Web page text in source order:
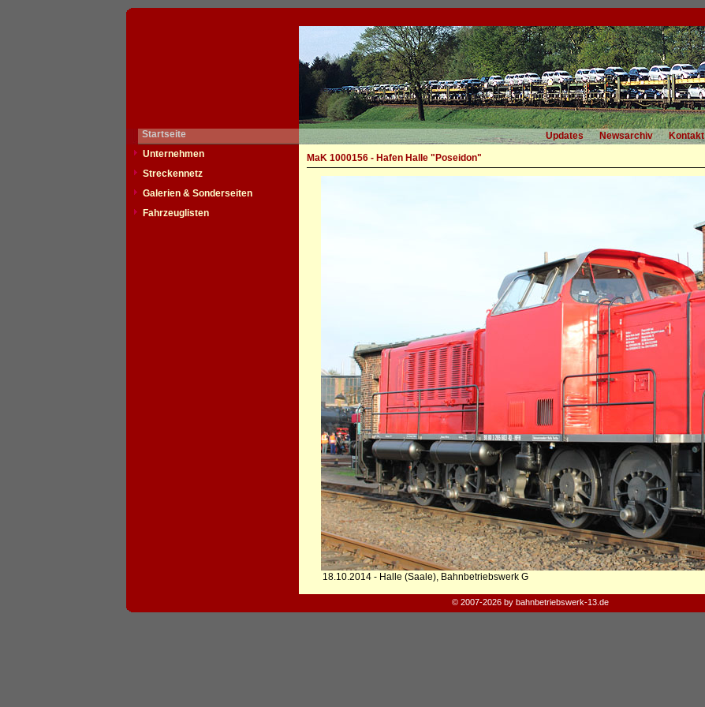
Startseite Updates Newsarchiv Kontakt
Unternehmen
Streckennetz
Galerien & Sonderseiten
Fahrzeuglisten
MaK 1000156 - Hafen Halle "Poseidon"
18.10.2014 - Halle (Saale), Bahnbetriebswerk G
© 2007-2026 by bahnbetriebswerk-13.de